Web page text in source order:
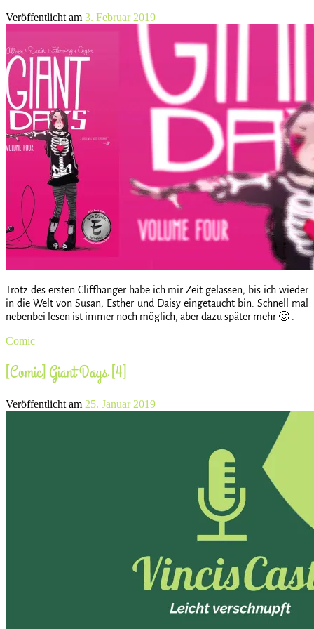
Veröffentlicht am 3. Februar 2019
Trotz des ersten Cliffhanger habe ich mir Zeit gelassen, bis ich wieder
in die Welt von Susan, Esther und Daisy eingetaucht bin. Schnell mal
nebenbei lesen ist immer noch möglich, aber dazu später mehr 🙂 .
Comic
[Comic] Giant Days [4]
Veröffentlicht am 25. Januar 2019